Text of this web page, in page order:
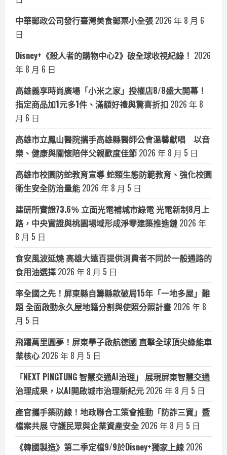
中華郵政公司發行臺灣美食郵票小全張 2026 年 8 月 6
日
Disney+《殺人者的購物中心2》破全球收視紀錄！ 2026
年 8 月 6 日
高雄義享時尚廣場「小米之家」授權店8/8盛大開幕！
指定商品加1元多1件、滿額好禮與驚喜折扣 2026 年 8
月 6 日
高雄市立鳳山醫院攜手高雄縣醫師公會溫馨獻唱 以音
樂、健康與關懷陪伴父親歡度佳節 2026 年 8 月 5 日
高雄市校園防蛇教育宣導 蛇類生態防範教育、強化校園
衛生安全防治量能 2026 年 8 月 5 日
建研所實證73.6％ 立面光電補城市綠電 光電新制8月上
路，中央實證與桃園場域形成淨零建築推進鏈 2026 年
8 月 5 日
食安風波延燒 高雄大遠百提供消費者不同於一般通路的
食用油選擇 2026 年 8 月 5 日
率全國之先！屏東縣自籌縣款破局15年「一地多屋」難
題 全面啟動永久屋地籍分割與使照分照計畫 2026 年 8
月 5 日
飛躍萬里圓夢！屏東學子啟航德國 直擊全球頂尖綠能車
業核心 2026 年 8 月 5 日
「NEXT PINGTUNG 智慧交通AI治理」 展現屏東智慧交通
治理成果，以AI開啟城市治理新紀元 2026 年 8 月 5 日
產官攜手築防線！地政聯合工策會推動「防詐三寶」暨
檔案共展 守護民眾與企業資產安全 2026 年 8 月 5 日
《韓國製造》第二季定檔9/9於Disney+獨家上線 2026